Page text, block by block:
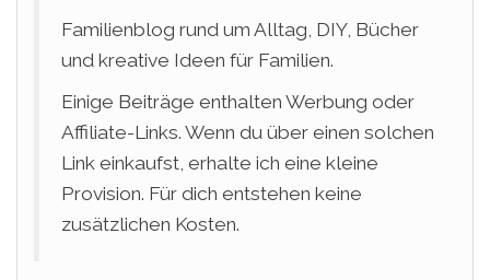
Familienblog rund um Alltag, DIY, Bücher
und kreative Ideen für Familien.
Einige Beiträge enthalten Werbung oder
Affiliate-Links. Wenn du über einen solchen
Link einkaufst, erhalte ich eine kleine
Provision. Für dich entstehen keine
zusätzlichen Kosten.